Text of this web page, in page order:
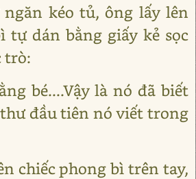
kéo tủ, ông lấy lên
tự dán bằng giấy kẻ sọc
trò:
bé....Vậy là nó đã biết
đầu tiên nó viết trong
chiếc phong bì trên tay,